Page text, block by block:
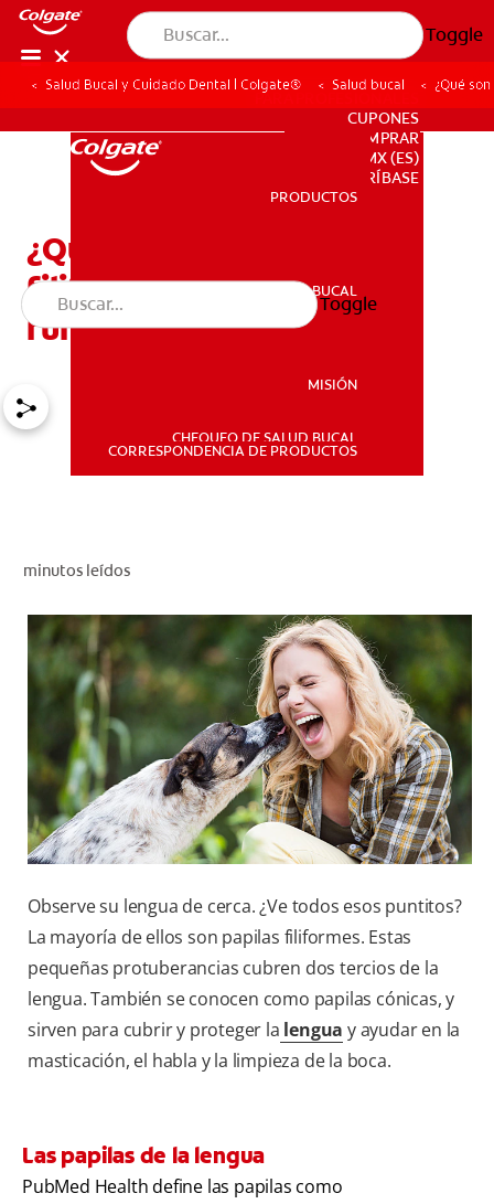
Toggle
PRODUCTOS
SALUD BUCAL
PARA PROFESIONALES
CUPONES
DONDE COMPRAR
MX (ES)
SUSCRÍBASE
PARA PROFESIONALES
CUPONES
DONDE COMPRAR
MX (ES)
SUSCRÍBASE
PRODUCTOS
SALUD BUCAL
MISIÓN
CHEQUEO DE SALUD BUCAL
CORRESPONDENCIA DE PRODUCTOS
Toggle
Salud Bucal y Cuidado Dental | Colgate® Salud bucal ¿Qué
¿Qué son las papilas
filiformes y cuál es su
función?
minutos leídos
Observe su lengua de cerca. ¿Ve todos esos puntitos?
La mayoría de ellos son papilas filiformes. Estas
pequeñas protuberancias cubren dos tercios de la
lengua. También se conocen como papilas cónicas, y
sirven para cubrir y proteger la lengua y ayudar en la
masticación, el habla y la limpieza de la boca.
Las papilas de la lengua
PubMed Health define las papilas como